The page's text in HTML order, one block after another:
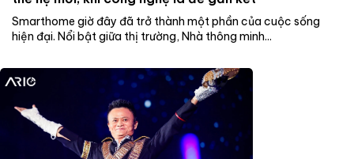
Smarthome giờ đây đã trở thành một phần của cuộc sống
hiện đại. Nổi bật giữa thị trường, Nhà thông minh...